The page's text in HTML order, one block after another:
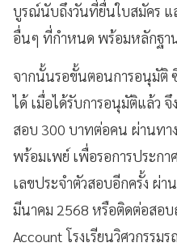
บูรณ์นับถึงวันที่ยื่นใบสมัคร แ
อื่นๆ ที่กำหนด พร้อมหลักฐา
จากนั้นรอขั้นตอนการอนุมัติ
ได้ เมื่อได้รับการอนุมัติแล้ว จึ
สอบ 300 บาทต่อคน ผ่านทา
พร้อมเพย์ เพื่อรอการประก
เลขประจำตัวสอบอีกครั้ง ผ่า
มีนาคม 2568 หรือติดต่อสอบ
Account โรงเรียนวิศวกรรมร